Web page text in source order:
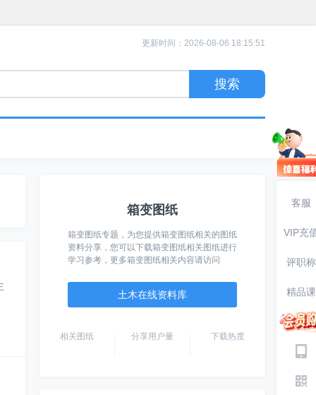
更新时间：2026-08-06 18:15:51
箱变图纸
箱变图纸专题，为您提供箱变图纸相关的图纸
资料分享，您可以下载箱变图纸相关图纸进行
学习参考，更多箱变图纸相关内容请访问
土木在线资料库
相关图纸 分享用户量 下载热度
客服
VIP充
评职称
精品课